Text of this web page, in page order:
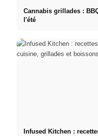
Cannabis grillades :
l'été
Infused Kitchen :